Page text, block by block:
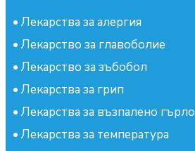
• Лекарства за алергия
• Лекарство за главоболие
• Лекарство за зъбобол
• Лекарства за грип
• Лекарства за възпалено гърло
• Лекарства за температура